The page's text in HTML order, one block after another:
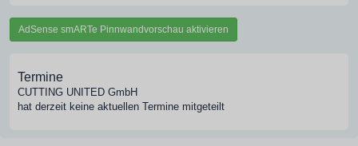
AdSense smARTe Pinnwandvorschau aktivieren
Termine
CUTTING UNITED GmbH
hat derzeit keine aktuellen Termine mitgeteilt